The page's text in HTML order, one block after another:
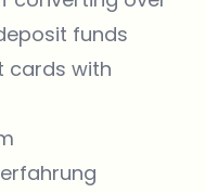
funds
cards with